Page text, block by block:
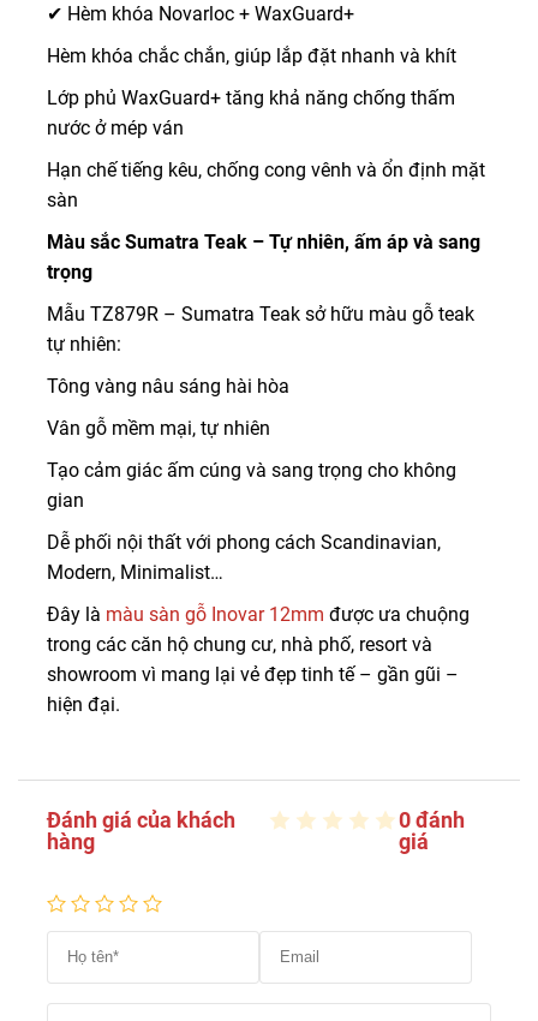
✔ Hèm khóa Novarloc + WaxGuard+
Hèm khóa chắc chắn, giúp lắp đặt nhanh và khít
Lớp phủ WaxGuard+ tăng khả năng chống thấm
nước ở mép ván
Hạn chế tiếng kêu, chống cong vênh và ổn định mặt
sàn
Màu sắc Sumatra Teak – Tự nhiên, ấm áp và sang
trọng
Mẫu TZ879R – Sumatra Teak sở hữu màu gỗ teak
tự nhiên:
Tông vàng nâu sáng hài hòa
Vân gỗ mềm mại, tự nhiên
Tạo cảm giác ấm cúng và sang trọng cho không
gian
Dễ phối nội thất với phong cách Scandinavian,
Modern, Minimalist…
Đây là màu sàn gỗ Inovar 12mm được ưa chuộng
trong các căn hộ chung cư, nhà phố, resort và
showroom vì mang lại vẻ đẹp tinh tế – gần gũi –
hiện đại.
Đánh giá của khách
hàng
0 đánh
giá